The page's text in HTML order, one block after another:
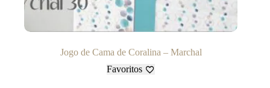
Jogo de Cama de Coralina – Marchal
Favoritos